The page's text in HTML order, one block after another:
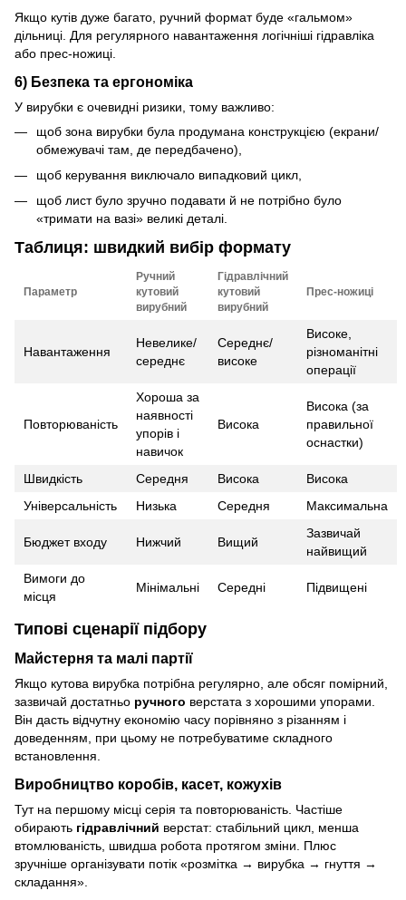
Якщо кутів дуже багато, ручний формат буде «гальмом»
дільниці. Для регулярного навантаження логічніші гідравліка
або прес-ножиці.
6) Безпека та ергономіка
У вирубки є очевидні ризики, тому важливо:
щоб зона вирубки була продумана конструкцією (екрани/
обмежувачі там, де передбачено),
щоб керування виключало випадковий цикл,
щоб лист було зручно подавати й не потрібно було
«тримати на вазі» великі деталі.
Таблиця: швидкий вибір формату
Параметр
Ручний
кутовий
вирубний
Гідравлічний
кутовий
вирубний
Прес-ножиці
Навантаження
Невелике/
середнє
Середнє/
високе
Високе,
різноманітні
операції
Повторюваність
Хороша за
наявності
упорів і
навичок
Висока
Висока (за
правильної
оснастки)
Швидкість Середня Висока
Висока
Універсальність
Низька Середня Максимальна
Бюджет входу Нижчий Вищий
Зазвичай
найвищий
Вимоги до
місця
Мінімальні Середні Підвищені
Типові сценарії підбору
Майстерня та малі партії
Якщо кутова вирубка потрібна регулярно, але обсяг помірний,
зазвичай достатньо ручного верстата з хорошими упорами.
Він дасть відчутну економію часу порівняно з різанням і
доведенням, при цьому не потребуватиме складного
встановлення.
Виробництво коробів, касет, кожухів
Тут на першому місці серія та повторюваність. Частіше
обирають гідравлічний верстат: стабільний цикл, менша
втомлюваність, швидша робота протягом зміни. Плюс
зручніше організувати потік «розмітка → вирубка → гнуття →
складання».